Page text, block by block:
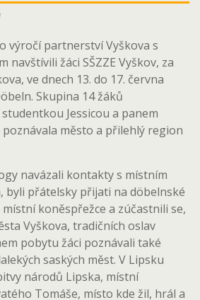
výročí partnerství Vyškova s
navštívili žáci SŠZZE Vyškov, za
ve dnech 13. do 17. června
Skupina 14 žáků
Jessicou a panem
město a přilehlý region
navázali kontakty s místním
byli přátelsky přijati na döbelnské
koněspřežce a zúčastnili se,
Vyškova, tradičních oslav
pobytu žáci poznávali také
saských měst. V Lipsku
národů Lipska, místní
Tomáše, místo kde žil, hrál a